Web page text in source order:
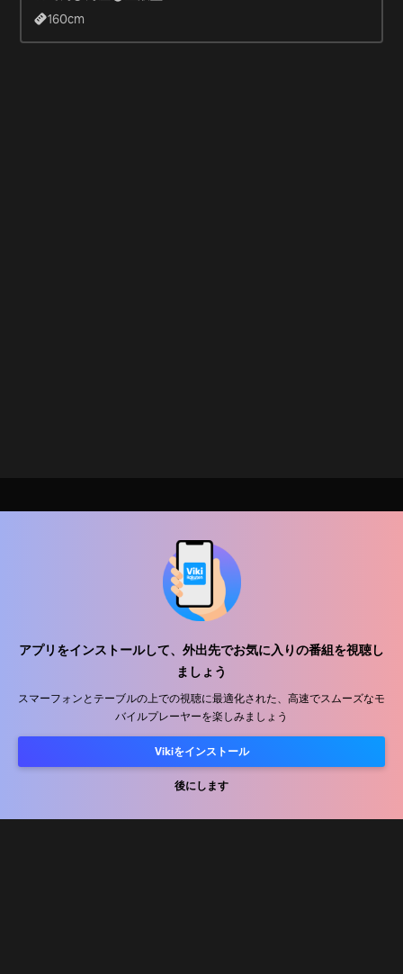
アプリをインストールして、外出先でお気に入りの番組を視聴し
ましょう
スマーフォンとテーブルの上での視聴に最適化された、高速でスムーズなモ
バイルプレーヤーを楽しみましょう
Vikiをインストール
後にします
160cm
ヘルプセンター